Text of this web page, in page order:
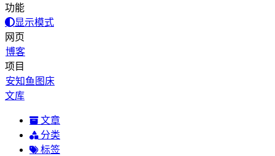
功能
显示模式
网页
博客
项目
安知鱼图床
文库
文章
分类
标签